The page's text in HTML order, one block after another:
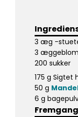
3 æg -
3
200 sukker
175 g Sigtet
50 g
6 g